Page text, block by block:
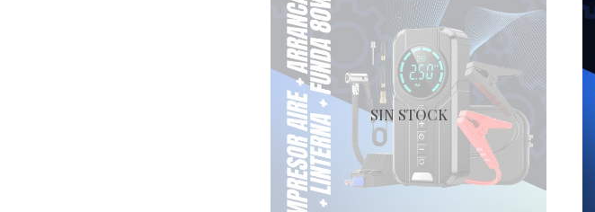
SIN STOCK